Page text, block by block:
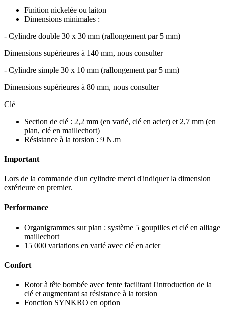
Finition nickelée ou laiton
Dimensions minimales :
- Cylindre double 30 x 30 mm (rallongement par 5 mm)
Dimensions supérieures à 140 mm, nous consulter
- Cylindre simple 30 x 10 mm (rallongement par 5 mm)
Dimensions supérieures à 80 mm, nous consulter
Clé
Section de clé : 2,2 mm (en varié, clé en acier) et 2,7 mm (en
plan, clé en maillechort)
Résistance à la torsion : 9 N.m
Important
Lors de la commande d'un cylindre merci d'indiquer la dimension
extérieure en premier.
Performance
Organigrammes sur plan : système 5 goupilles et clé en alliage
maillechort
15 000 variations en varié avec clé en acier
Confort
Rotor à tête bombée avec fente facilitant l'introduction de la
clé et augmentant sa résistance à la torsion
Fonction SYNKRO en option